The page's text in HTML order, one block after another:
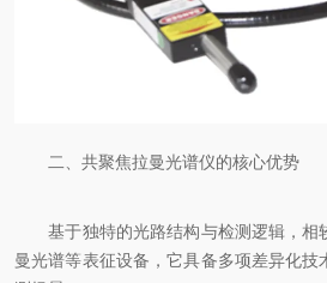
二、共聚焦拉曼光谱仪的核心优势
基于独特的光路结构与检测逻辑，相
曼光谱等表征设备，它具备多项差异化技